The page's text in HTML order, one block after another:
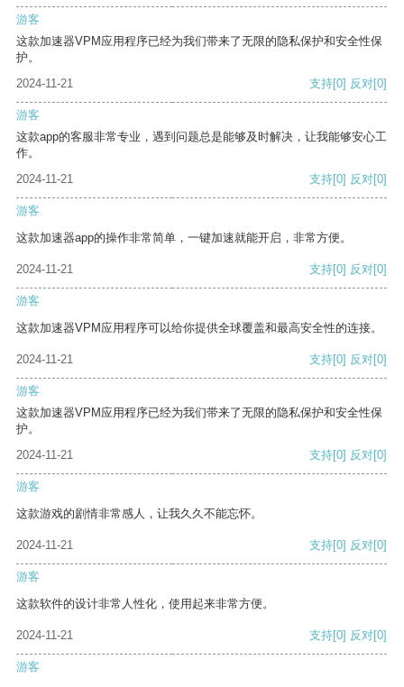
游客
这款加速器VPM应用程序已经为我们带来了无限的隐私保护和安全性保
护。
2024-11-21
支持[0] 反对[0]
游客
这款app的客服非常专业，遇到问题总是能够及时解决，让我能够安心工
作。
2024-11-21
支持[0] 反对[0]
游客
这款加速器app的操作非常简单，一键加速就能开启，非常方便。
2024-11-21 支持[0] 反对[0]
游客
这款加速器VPM应用程序可以给你提供全球覆盖和最高安全性的连接。
2024-11-21 支持[0] 反对[0]
游客
这款加速器VPM应用程序已经为我们带来了无限的隐私保护和安全性保
护。
2024-11-21
支持[0] 反对[0]
游客
这款游戏的剧情非常感人，让我久久不能忘怀。
2024-11-21 支持[0] 反对[0]
游客
这款软件的设计非常人性化，使用起来非常方便。
2024-11-21 支持[0] 反对[0]
游客